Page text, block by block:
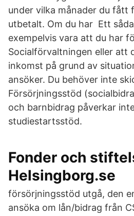
under vilka månader du fått
utbetalt. Om du har Ett
exempelvis vara att du har
Socialförvaltningen eller att
inkomst på grund av
ansöker. Du behöver inte
Försörjningsstöd
och barnbidrag påverkar
studiestartsstöd.
Fonder och
Helsingborg.se
försörjningsstöd utgå, den
ansöka om lån/bidrag från